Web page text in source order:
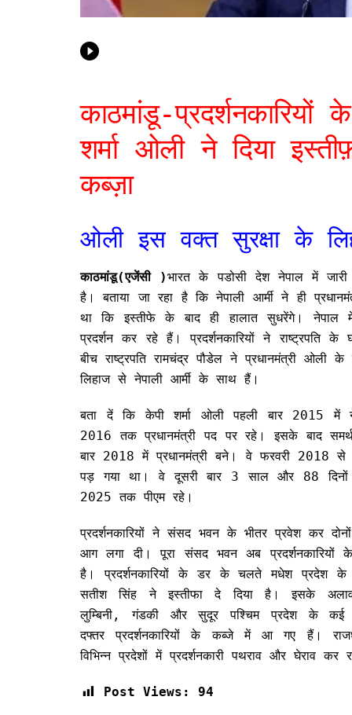
काठमांडू-
शर्मा ओली ने दिया
कब्ज़ा
ओली इस वक्त सुरक्षा के
काठमांडू(एजेंसी )भारत के पडोसी देश नेपाल में जारी
है। बताया जा रहा है कि नेपाली आर्मी ने ही
था कि इस्तीफे के बाद ही हालात सुधरेंगे।
प्रदर्शन कर रहे हैं। प्रदर्शनकारियों ने
बीच राष्ट्रपति रामचंद्र पौडेल ने प्रधानमंत्री
लिहाज से नेपाली आर्मी के साथ हैं।
बता दें कि केपी शर्मा ओली पहली बार 2015
2016 तक प्रधानमंत्री पद पर रहे। इसके बाद
बार 2018 में प्रधानमंत्री बने। वे फरवरी 2018
पड़ गया था। वे दूसरी बार 3 साल और 88
2025 तक पीएम रहे।
प्रदर्शनकारियों ने संसद भवन के भीतर प्रवेश कर
आग लगा दी। पूरा संसद भवन अब प्रदर्शनकारियों
है। प्रदर्शनकारियों के डर के चलते मधेश प्रदेश के
सतीश सिंह ने इस्तीफा दे दिया है। इसके
लुम्बिनी, गंडकी और सुदूर पश्चिम प्रदेश के कई
दफ्तर प्रदर्शनकारियों के कब्जे में आ गए हैं।
विभिन्न प्रदेशों में प्रदर्शनकारी पथराव और घेराव कर
Post Views: 94